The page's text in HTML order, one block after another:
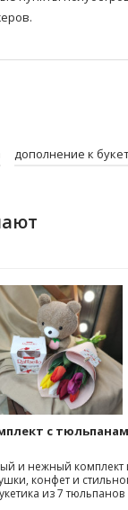
дополнение к
с
и нежный комплект
конфет и
из 7 тюльпанов